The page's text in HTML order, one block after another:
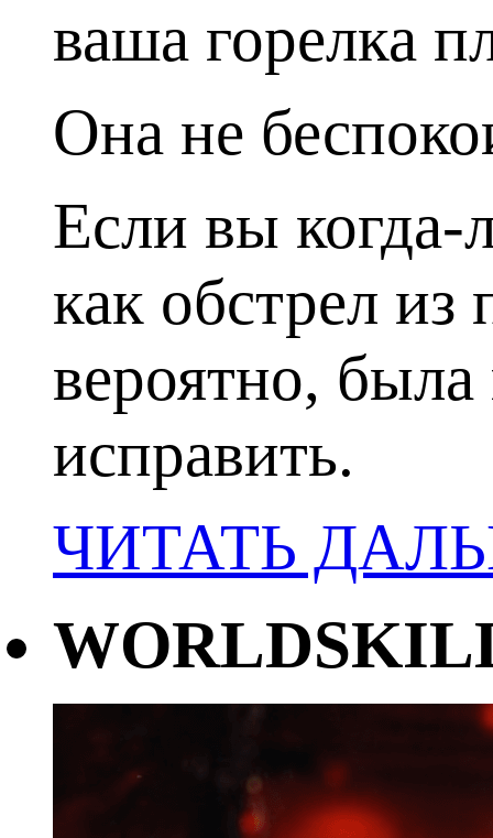
ваша горелка
Она не
Если вы когда-
как обстрел
вероятно,
исправить.
ЧИТАТЬ